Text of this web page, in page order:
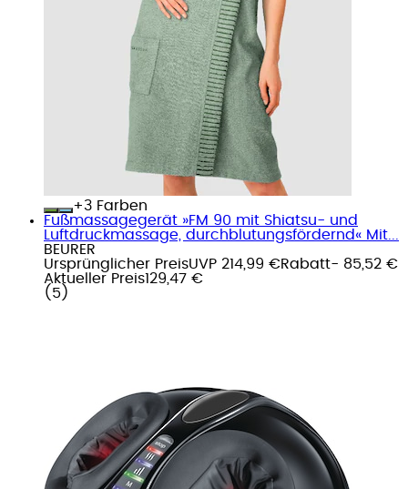
+
Farben
Fußmassagegerät »FM 90 mit Shiatsu- und
Luftdruckmassage, durchblutungsfördernd« Mit...
BEURER
Ursprünglicher PreisUVP 214,99 €Rabatt- 85,52 €
Aktueller Preis129,47 €
( 5 )